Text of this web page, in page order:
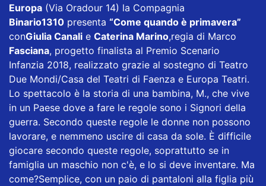
Europa (Via Oradour 14) la Compagnia
Binario1310 presenta “Come quando è primavera”
conGiulia Canali e Caterina Marino,regia di Marco
Fasciana, progetto finalista al Premio Scenario
Infanzia 2018, realizzato grazie al sostegno di Teatro
Due Mondi/Casa del Teatri di Faenza e Europa Teatri.
Lo spettacolo è la storia di una bambina, M., che vive
in un Paese dove a fare le regole sono i Signori della
guerra. Secondo queste regole le donne non possono
lavorare, e nemmeno uscire di casa da sole. È difficile
giocare secondo queste regole, soprattutto se in
famiglia un maschio non c'è, e lo si deve inventare. Ma
come?Semplice, con un paio di pantaloni alla figlia più